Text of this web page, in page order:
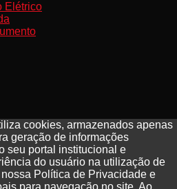
Elétrico
cookies, armazenados apenas
geração de informações
seu portal institucional e
do usuário na utilização de
Política de Privacidade e
para navegação no site. Ao